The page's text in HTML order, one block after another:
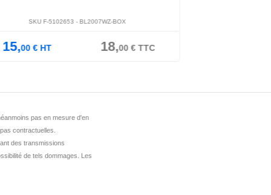
SKU F-5102653 - BL2007WZ-BOX
15,00€HT 18,00€TTC
pas en mesure d'en
contractuelles.
des transmissions
de tels dommages. Les